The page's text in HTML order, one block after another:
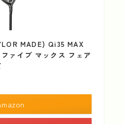
MADE) Qi35 MAX
ァイブ マックス フェア